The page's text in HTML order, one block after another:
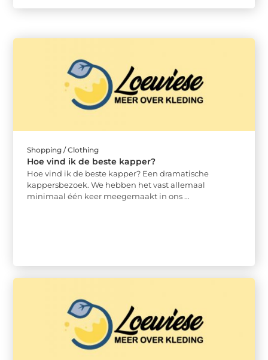
Shopping / Clothing
Hoe vind ik de beste kapper?
Hoe vind ik de beste kapper? Een dramatische
kappersbezoek. We hebben het vast allemaal
minimaal één keer meegemaakt in ons ...